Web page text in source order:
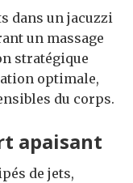
dans un jacuzzi
un massage
stratégique
optimale,
du corps.
apaisant
de jets,